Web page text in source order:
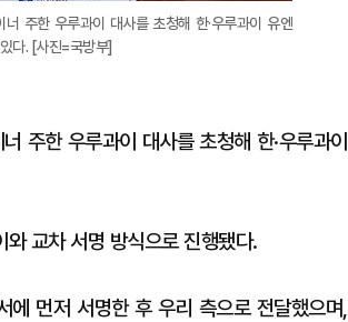
주한 우루과이 대사를 초청해 한·우루과이 유엔
다. [사진=국방부]
주한 우루과이 대사를 초청해 한·우루과이
교차 서명 방식으로 진행됐다.
먼저 서명한 후 우리 측으로 전달했으며,